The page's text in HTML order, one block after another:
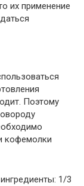
их применение
Поэтому
кофемолки
1/3